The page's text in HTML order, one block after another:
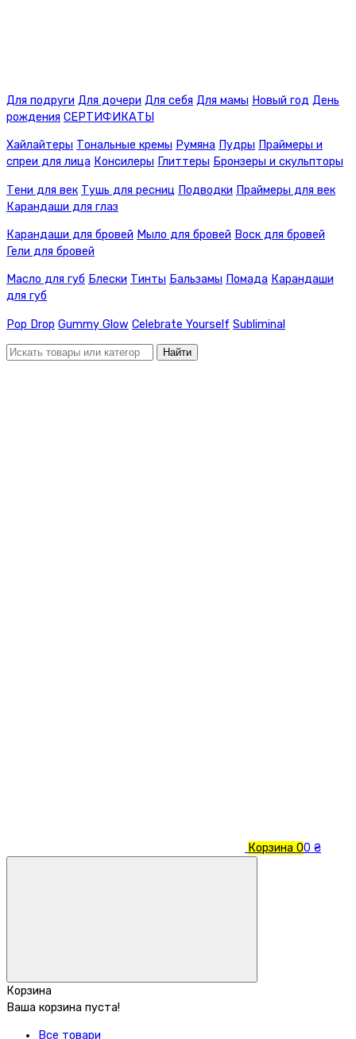
Для подруги Для дочери Для себя Для мамы Новый год День
рождения СЕРТИФИКАТЫ
Хайлайтеры Тональные кремы Румяна Пудры Праймеры и
спреи для лица Консилеры Глиттеры Бронзеры и скульпторы
Тени для век Тушь для ресниц Подводки Праймеры для век
Карандаши для глаз
Карандаши для бровей Мыло для бровей Воск для бровей
Гели для бровей
Масло для губ Блески Тинты Бальзамы Помада Карандаши
для губ
Pop Drop Gummy Glow Celebrate Yourself Subliminal
Найти
Корзина 00 ₴
Корзина
Ваша корзина пуста!
Все товари